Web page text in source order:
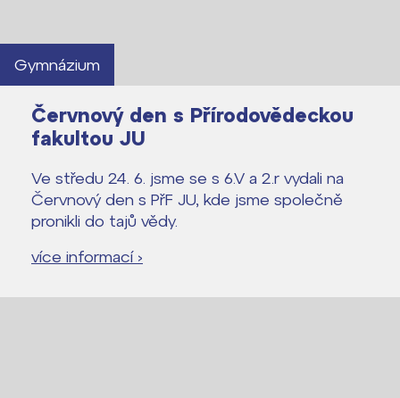
Gymnázium
Červnový den s Přírodovědeckou
fakultou JU
Ve středu 24. 6. jsme se s 6.V a 2.r vydali na
Červnový den s PřF JU, kde jsme společně
pronikli do tajů vědy.
více informací ›